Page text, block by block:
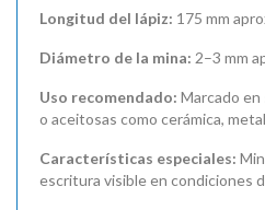
Longitud del lápiz: 175 mm
Diámetro de la mina: 2–3 mm
Uso recomendado: Marcado en
o aceitosas como cerámica,
Características especiales:
escritura visible en condiciones